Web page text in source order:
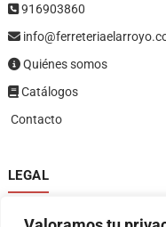
916903860
Quiénes somos
Catálogos
Contacto
LEGAL
Política de privacidad